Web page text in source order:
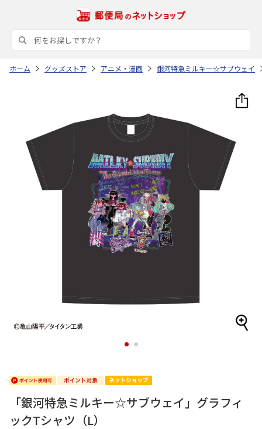
ホーム グッズストア アニメ・漫画 銀河特急ミルキー☆サブウェイ
1 2
「銀河特急ミルキー☆サブウェイ」グラフィ
ックTシャツ（L）